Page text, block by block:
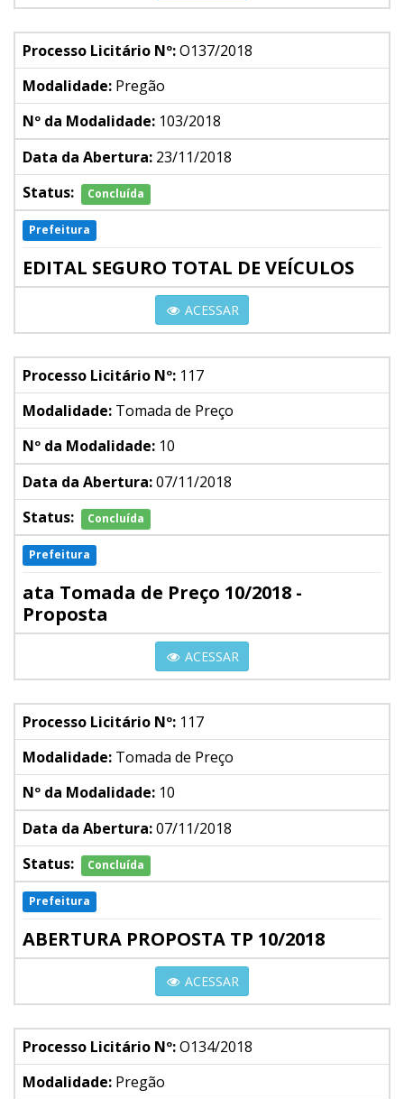
Processo Licitário Nº:O137/2018
Modalidade: Pregão
Nº da Modalidade: 103/2018
Data da Abertura: 23/11/2018
Status:
Concluída
Prefeitura
EDITAL SEGURO TOTAL DE VEÍCULOS
ACESSAR
Processo Licitário Nº: 117
Modalidade: Tomada de Preço
Nº da Modalidade: 10
Data da Abertura:07/11/2018
Status:
Concluída
Prefeitura
ata Tomada de Preço 10/2018 -
Proposta
ACESSAR
Processo Licitário Nº: 117
Modalidade: Tomada de Preço
Nº da Modalidade: 10
Data da Abertura:07/11/2018
Status:
Concluída
Prefeitura
ABERTURA PROPOSTA TP 10/2018
ACESSAR
Processo Licitário Nº:O134/2018
Modalidade: Pregão